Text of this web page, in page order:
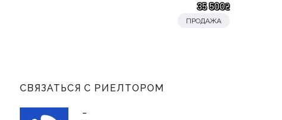
35 500₴
ПРОДАЖА
СВЯЗАТЬСЯ С РИЕЛТОРОМ
-